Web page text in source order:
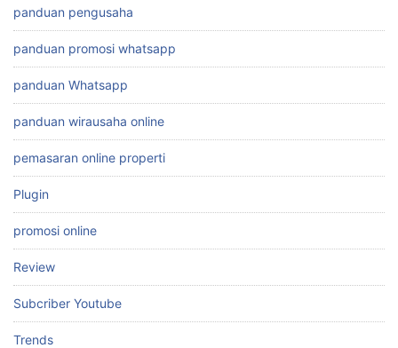
panduan pengusaha
panduan promosi whatsapp
panduan Whatsapp
panduan wirausaha online
pemasaran online properti
Plugin
promosi online
Review
Subcriber Youtube
Trends